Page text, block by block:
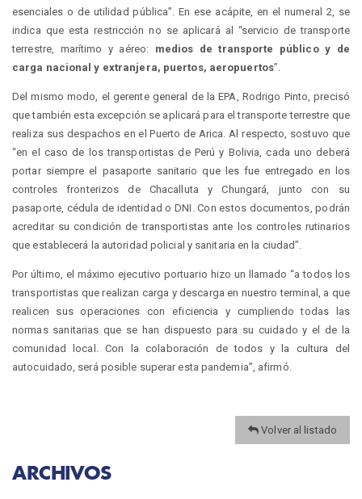
esenciales o de utilidad pública”. En ese acápite, en el numeral 2, se
indica que esta restricción no se aplicará al “servicio de transporte
terrestre, marítimo y aéreo: medios de transporte público y de
carga nacional y extranjera, puertos, aeropuertos”.
Del mismo modo, el gerente general de la EPA, Rodrigo Pinto, precisó
que también esta excepción se aplicará para el transporte terrestre que
realiza sus despachos en el Puerto de Arica. Al respecto, sostuvo que
“en el caso de los transportistas de Perú y Bolivia, cada uno deberá
portar siempre el pasaporte sanitario que les fue entregado en los
controles fronterizos de Chacalluta y Chungará, junto con su
pasaporte, cédula de identidad o DNI. Con estos documentos, podrán
acreditar su condición de transportistas ante los controles rutinarios
que establecerá la autoridad policial y sanitaria en la ciudad”.
Por último, el máximo ejecutivo portuario hizo un llamado “a todos los
transportistas que realizan carga y descarga en nuestro terminal, a que
realicen sus operaciones con eficiencia y cumpliendo todas las
normas sanitarias que se han dispuesto para su cuidado y el de la
comunidad local. Con la colaboración de todos y la cultura del
autocuidado, será posible superar esta pandemia”, afirmó.
Volver al listado
ARCHIVOS